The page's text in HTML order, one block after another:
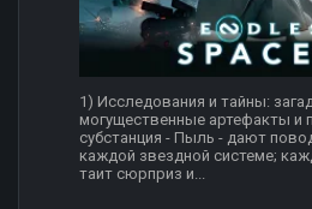
1) Исследования и тайны:
могущественные артефакты и
субстанция - Пыль - дают
каждой звездной системе;
таит сюрприз и...